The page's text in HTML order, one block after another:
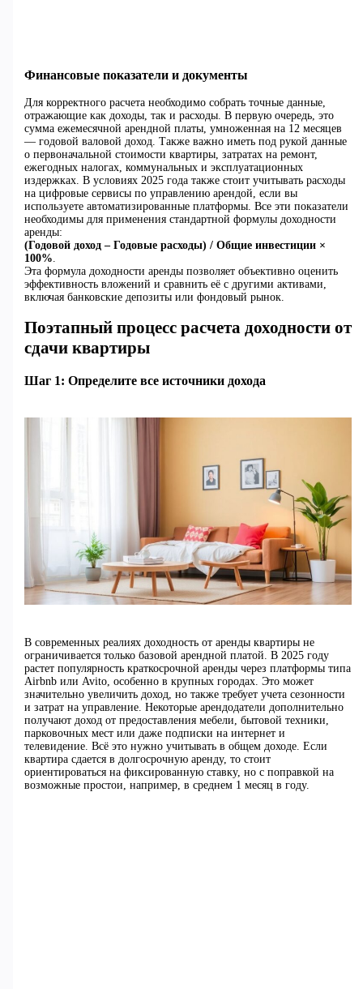
Финансовые показатели и документы
Для корректного расчета необходимо собрать точные данные,
отражающие как доходы, так и расходы. В первую очередь, это
сумма ежемесячной арендной платы, умноженная на 12 месяцев
— годовой валовой доход. Также важно иметь под рукой данные
о первоначальной стоимости квартиры, затратах на ремонт,
ежегодных налогах, коммунальных и эксплуатационных
издержках. В условиях 2025 года также стоит учитывать расходы
на цифровые сервисы по управлению арендой, если вы
используете автоматизированные платформы. Все эти показатели
необходимы для применения стандартной формулы доходности
аренды:
(Годовой доход – Годовые расходы) / Общие инвестиции ×
100%
Эта формула доходности аренды позволяет объективно оценить
эффективность вложений и сравнить её с другими активами,
включая банковские депозиты или фондовый рынок.
Поэтапный процесс расчета доходности от
сдачи квартиры
Шаг 1: Определите все источники дохода
В современных реалиях доходность от аренды квартиры не
ограничивается только базовой арендной платой. В 2025 году
растет популярность краткосрочной аренды через платформы типа
Airbnb или Avito, особенно в крупных городах. Это может
значительно увеличить доход, но также требует учета сезонности
и затрат на управление. Некоторые арендодатели дополнительно
получают доход от предоставления мебели, бытовой техники,
парковочных мест или даже подписки на интернет и
телевидение. Всё это нужно учитывать в общем доходе. Если
квартира сдается в долгосрочную аренду, то стоит
ориентироваться на фиксированную ставку, но с поправкой на
возможные простои, например, в среднем 1 месяц в году.